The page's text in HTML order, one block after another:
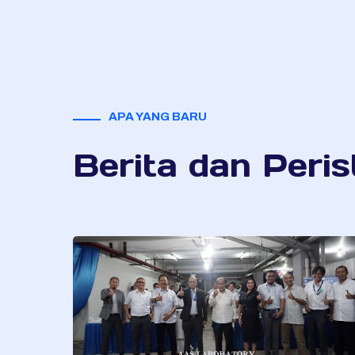
APA YANG BARU
Berita dan